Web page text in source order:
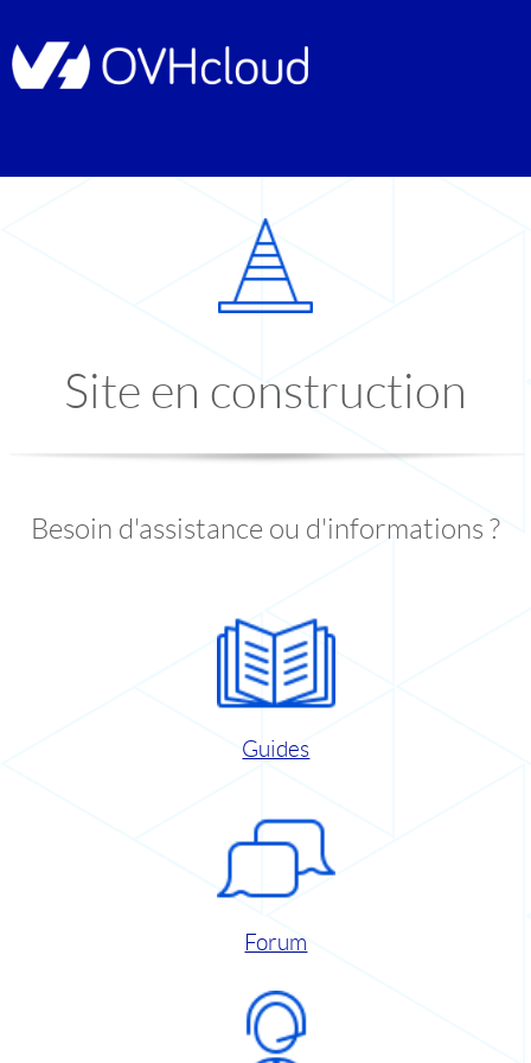
Site en construction
Besoin d'assistance ou d'informations ?
Guides
Forum